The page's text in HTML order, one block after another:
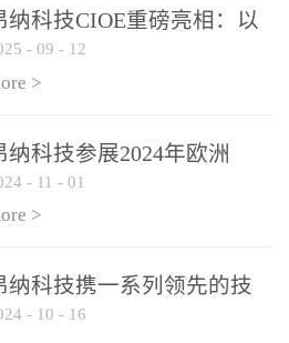
纳科技CIOE重磅亮相：以
通信创新引擎，驱动AI与
力互联新时代
- 09 - 12
>
纳科技参展2024年欧洲
展会
- 11 - 01
>
纳科技携一系列领先的技
平台和优秀产品参展2024
- 10 - 16